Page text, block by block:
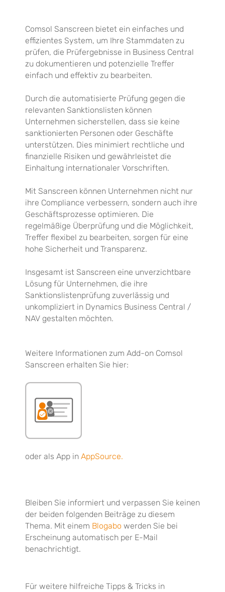
Comsol Sanscreen bietet ein einfaches und
effizientes System, um Ihre Stammdaten zu
prüfen, die Prüfergebnisse in Business Central
zu dokumentieren und potenzielle Treffer
einfach und effektiv zu bearbeiten.
Durch die automatisierte Prüfung gegen die
relevanten Sanktionslisten können
Unternehmen sicherstellen, dass sie keine
sanktionierten Personen oder Geschäfte
unterstützen. Dies minimiert rechtliche und
finanzielle Risiken und gewährleistet die
Einhaltung internationaler Vorschriften.
Mit Sanscreen können Unternehmen nicht nur
ihre Compliance verbessern, sondern auch ihre
Geschäftsprozesse optimieren. Die
regelmäßige Überprüfung und die Möglichkeit,
Treffer flexibel zu bearbeiten, sorgen für eine
hohe Sicherheit und Transparenz.
Insgesamt ist Sanscreen eine unverzichtbare
Lösung für Unternehmen, die ihre
Sanktionslistenprüfung zuverlässig und
unkompliziert in Dynamics Business Central /
NAV gestalten möchten.
Weitere Informationen zum Add-on Comsol
Sanscreen erhalten Sie hier:
oder als App in AppSource.
Bleiben Sie informiert und verpassen Sie keinen
der beiden folgenden Beiträge zu diesem
Thema. Mit einem Blogabo werden Sie bei
Erscheinung automatisch per E-Mail
benachrichtigt.
Für weitere hilfreiche Tipps & Tricks in